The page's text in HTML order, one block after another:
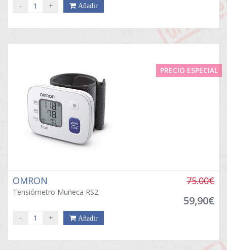
- + Añadir
PRECIO ESPECIAL
OMRON
Tensiómetro Muñeca RS2
75.00€
59,90€
- + Añadir